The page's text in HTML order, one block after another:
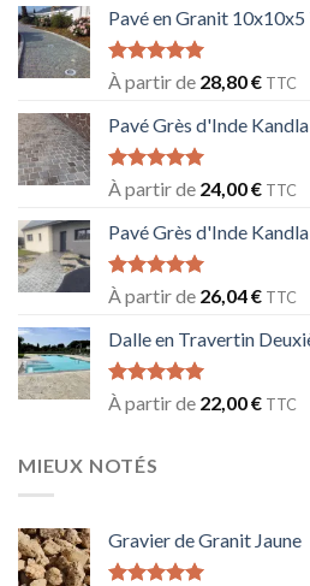
Pavé en Granit 10x10x5
Note5.00
sur 5
À partir de 28,80€ TTC
Pavé Grès d'Inde
Note5.00
sur 5
À partir de 24,00€ TTC
Pavé Grès d'Inde
Note5.00
sur 5
À partir de 26,04€ TTC
Dalle en Travertin
Note5.00
sur 5
À partir de 22,00€ TTC
MIEUX NOTÉS
Gravier de Granit Jaune